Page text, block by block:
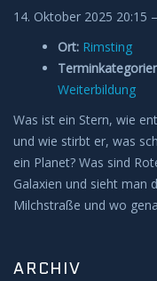
14. Oktober 2025 20:15 –
Ort: Rimsting
Weiterbildung
Was ist ein Stern, wie
und wie stirbt er, was
ein Planet? Was sind
Galaxien und sieht man
Milchstraße und wo
ARCHIV